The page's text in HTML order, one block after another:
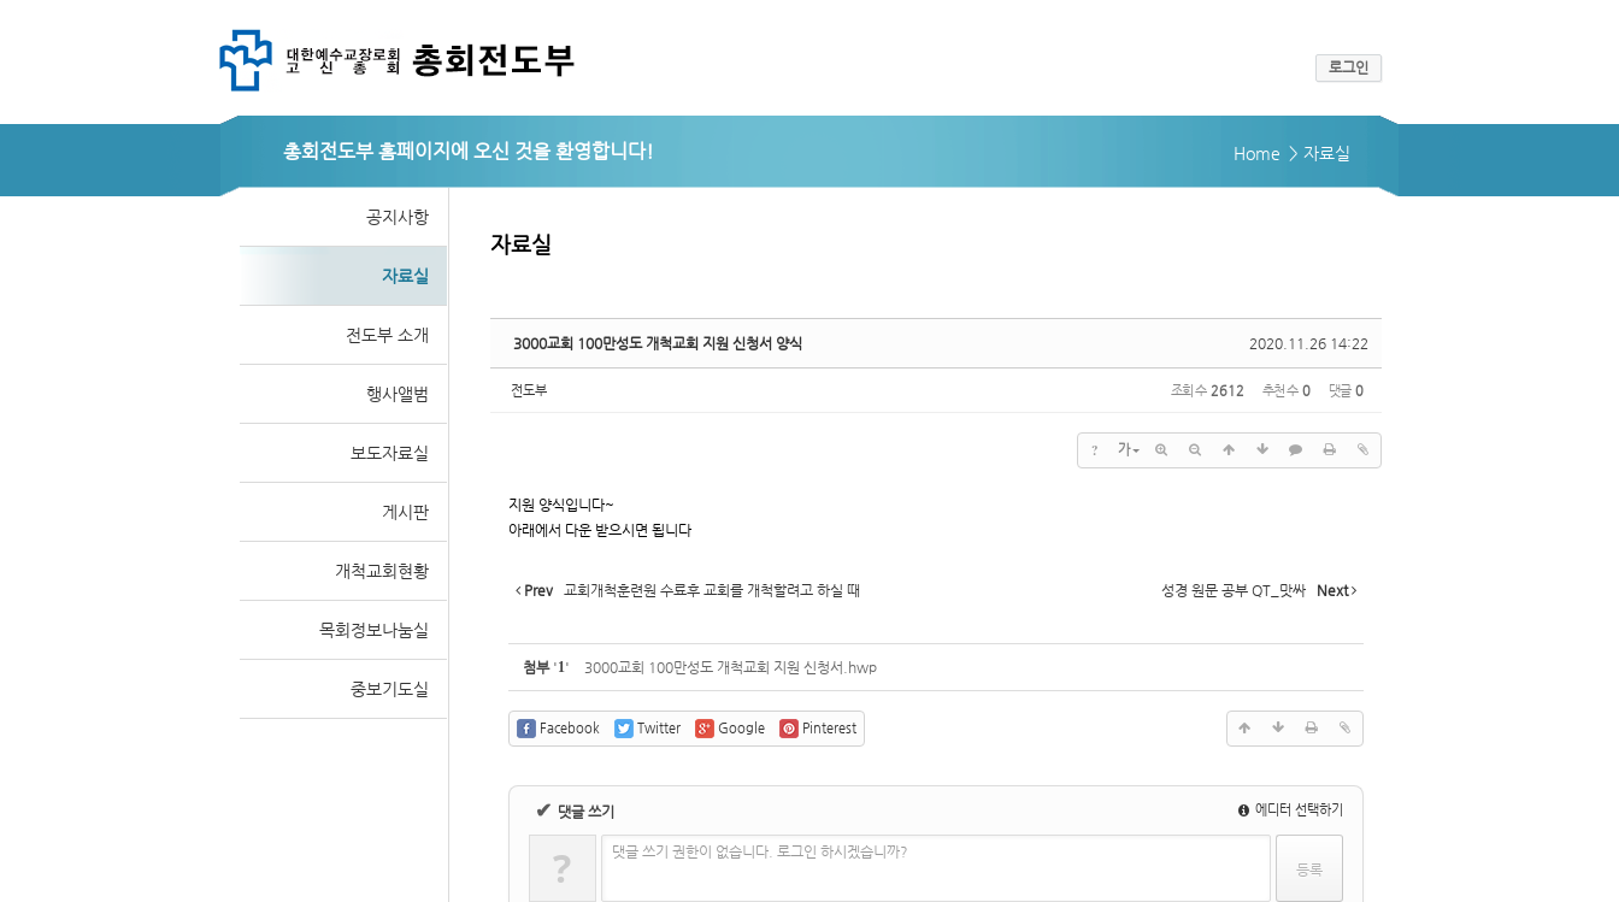
로그인
총회전도부 Home > 자료실
공지사항
자료실
전도부 소개
행사앨범
보도자료실
게시판
개척교회현황
목회정보나눔실
중보기도실
자료실
2020.11.26 14:22
3000교회 100만성도 개척교회 지원 신청서 양식
전도부 조회 수 2612 추천 수 0 댓글 0
? 가
지원 양식입니다~
아래에서 다운 받으시면 됩니다
Prev 교회개척훈련원 수료후 교회를 개척할려고 하실 때 성경 원문 공부 QT_맛싸 Next
첨부 '1' 3000교회 100만성도 개척교회 지원 신청서.hwp
Facebook Twitter Google Pinterest
✔ 댓글 쓰기 에디터 선택하기
? 댓글 쓰기 권한이 없습니다. 로그인 하시겠습니까?
Sketchbook5,
스케치북5
Sketchbook5,
Sketchbook5,
스케치북5
Sketchbook5,